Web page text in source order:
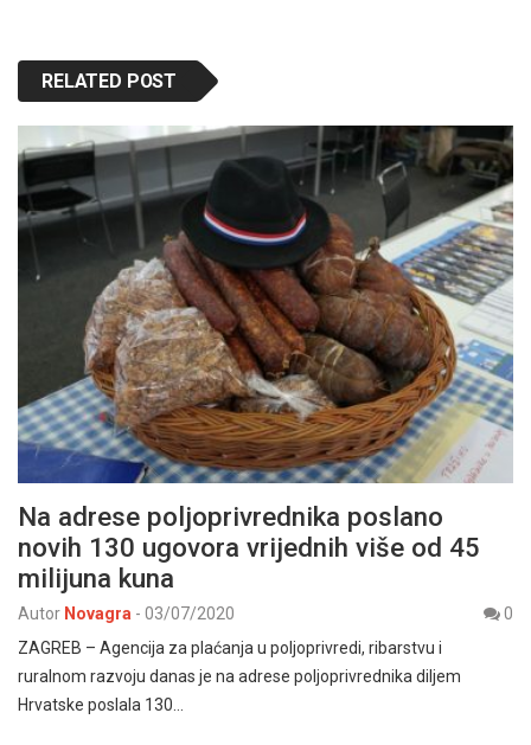
RELATED POST
Na adrese poljoprivrednika poslano
novih 130 ugovora vrijednih više od 45
milijuna kuna
Autor Novagra - 03/07/2020
0
ZAGREB – Agencija za plaćanja u poljoprivredi, ribarstvu i
ruralnom razvoju danas je na adrese poljoprivrednika diljem
Hrvatske poslala 130…